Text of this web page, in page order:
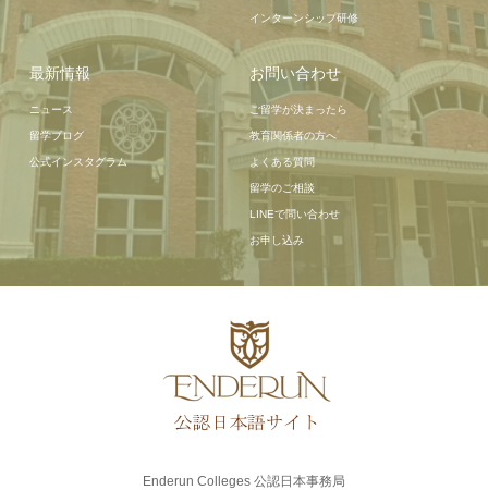
インターンシップ研修
最新情報
ニュース
留学ブログ
公式インスタグラム
お問い合わせ
ご留学が決まったら
教育関係者の方へ
よくある質問
留学のご相談
LINEで問い合わせ
お申し込み
Enderun Colleges 公認日本事務局